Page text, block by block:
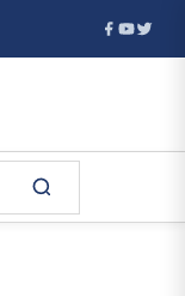
някой може да